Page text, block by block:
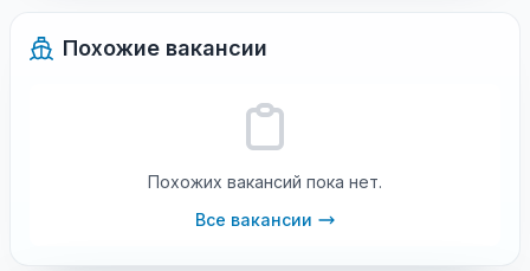
Похожие вакансии
Похожих вакансий пока нет.
Все вакансии